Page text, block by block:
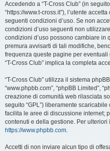
Accedendo a “T-Cross Club” (in seguito
“https://www.t-cross.it”), l’utente
seguenti condizioni d’uso. Se non
condizioni d’uso seguenti non
condizioni d’uso possono cambiare in
premura avvisarti di tali modifiche,
frequenza queste pagine per eventuali
“T-Cross Club” implica la completa
“T-Cross Club” utilizza il sistema
“www.phpbb.com”, “phpBB Limited”,
creazione di comunità web rilasciata
seguito “GPL”) liberamente scaricabile
facilita le aree di discussione internet;
contenuti e della gestione. Per ulteriori
https://www.phpbb.com.
Accetti di non inviare alcun tipo di